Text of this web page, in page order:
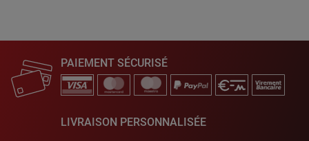
PAIEMENT SÉCURISÉ
LIVRAISON PERSONNALISÉE